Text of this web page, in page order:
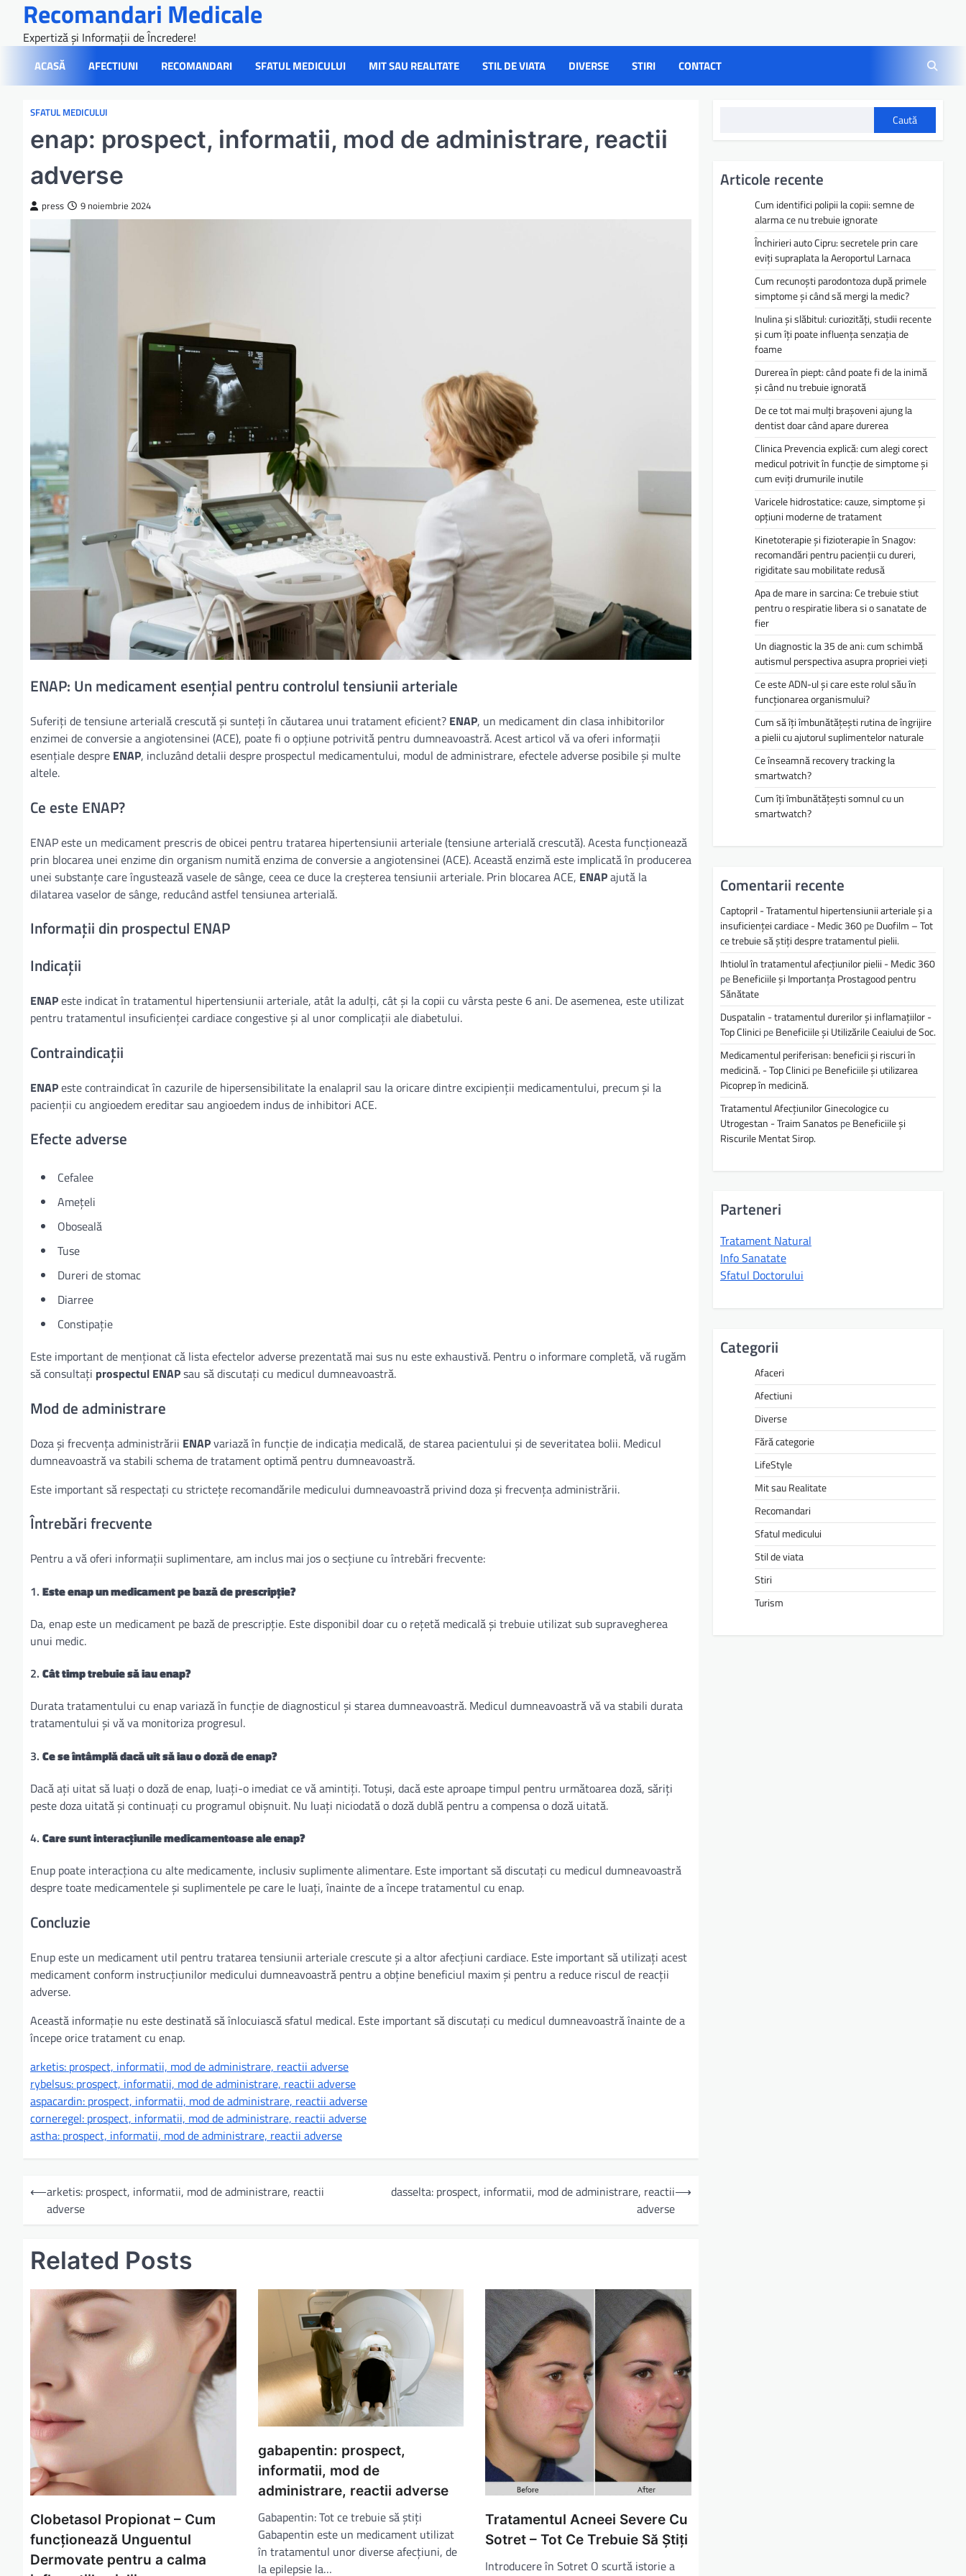
content
Recomandari Medicale
Expertiză și Informații de Încredere!
ACASĂ AFECTIUNI RECOMANDARI SFATUL MEDICULUI MIT SAU REALITATE STIL DE VIATA DIVERSE STIRI CONTACT
SFATUL MEDICULUI
enap: prospect, informatii, mod de administrare, reactii
adverse
press 9 noiembrie 2024
ENAP: Un medicament esențial pentru controlul tensiunii arteriale
Suferiți de tensiune arterială crescută și sunteți în căutarea unui tratament eficient? ENAP, un medicament din clasa inhibitorilor
enzimei de conversie a angiotensinei (ACE), poate fi o opțiune potrivită pentru dumneavoastră. Acest articol vă va oferi informații
esențiale despre ENAP, incluzând detalii despre prospectul medicamentului, modul de administrare, efectele adverse posibile și multe
altele.
Ce este ENAP?
ENAP este un medicament prescris de obicei pentru tratarea hipertensiunii arteriale (tensiune arterială crescută). Acesta funcționează
prin blocarea unei enzime din organism numită enzima de conversie a angiotensinei (ACE). Această enzimă este implicată în producerea
unei substanțe care îngustează vasele de sânge, ceea ce duce la creșterea tensiunii arteriale. Prin blocarea ACE, ENAPajută la
dilatarea vaselor de sânge, reducând astfel tensiunea arterială.
Informații din prospectul ENAP
Indicații
ENAPeste indicat în tratamentul hipertensiunii arteriale, atât la adulți, cât și la copii cu vârsta peste 6 ani. De asemenea, este utilizat
pentru tratamentul insuficienței cardiace congestive și al unor complicații ale diabetului.
Contraindicații
ENAPeste contraindicat în cazurile de hipersensibilitate la enalapril sau la oricare dintre excipienții medicamentului, precum și la
pacienții cu angioedem ereditar sau angioedem indus de inhibitori ACE.
Efecte adverse
Cefalee
Amețeli
Oboseală
Tuse
Dureri de stomac
Diarree
Constipație
Este important de menționat că lista efectelor adverse prezentată mai sus nu este exhaustivă. Pentru o informare completă, vă rugăm
să consultați prospectul ENAPsau să discutați cu medicul dumneavoastră.
Mod de administrare
Doza și frecvența administrării ENAPvariază în funcție de indicația medicală, de starea pacientului și de severitatea bolii. Medicul
dumneavoastră va stabili schema de tratament optimă pentru dumneavoastră.
Este important să respectați cu strictețe recomandările medicului dumneavoastră privind doza și frecvența administrării.
Întrebări frecvente
Pentru a vă oferi informații suplimentare, am inclus mai jos o secțiune cu întrebări frecvente:
1. Este enap un medicament pe bază de prescripție?
Da, enap este un medicament pe bază de prescripție. Este disponibil doar cu o rețetă medicală și trebuie utilizat sub supravegherea
unui medic.
2. Cât timp trebuie să iau enap?
Durata tratamentului cu enap variază în funcție de diagnosticul și starea dumneavoastră. Medicul dumneavoastră vă va stabili durata
tratamentului și vă va monitoriza progresul.
3. Ce se întâmplă dacă uit să iau o doză de enap?
Dacă ați uitat să luați o doză de enap, luați-o imediat ce vă amintiți. Totuși, dacă este aproape timpul pentru următoarea doză, săriți
peste doza uitată și continuați cu programul obișnuit. Nu luați niciodată o doză dublă pentru a compensa o doză uitată.
4. Care sunt interacțiunile medicamentoase ale enap?
Enup poate interacționa cu alte medicamente, inclusiv suplimente alimentare. Este important să discutați cu medicul dumneavoastră
despre toate medicamentele și suplimentele pe care le luați, înainte de a începe tratamentul cu enap.
Concluzie
Enup este un medicament util pentru tratarea tensiunii arteriale crescute și a altor afecțiuni cardiace. Este important să utilizați acest
medicament conform instrucțiunilor medicului dumneavoastră pentru a obține beneficiul maxim și pentru a reduce riscul de reacții
adverse.
Această informație nu este destinată să înlocuiască sfatul medical. Este important să discutați cu medicul dumneavoastră înainte de a
începe orice tratament cu enap.
arketis: prospect, informatii, mod de administrare, reactii adverse
rybelsus: prospect, informatii, mod de administrare, reactii adverse
aspacardin: prospect, informatii, mod de administrare, reactii adverse
corneregel: prospect, informatii, mod de administrare, reactii adverse
astha: prospect, informatii, mod de administrare, reactii adverse
N
v
⟵arketis: prospect, informatii, mod de administrare, reactii
adverse
dasselta: prospect, informatii, mod de administrare, reactii
adverse
⟶
Related Posts
Clobetasol Propionat – Cum
funcționează Unguentul
Dermovate pentru a calma
gabapentin: prospect,
informatii, mod de
administrare, reactii adverse
Gabapentin: Tot ce trebuie să știți
Gabapentin este un medicament utilizat
în tratamentul unor diverse afecțiuni, de
la epilepsie la…
Tratamentul Acneei Severe Cu
Sotret – Tot Ce Trebuie Să Știți
Introducere în Sotret O scurtă istorie a
Caută
Articole recente
Cum identifici polipii la copii: semne de
alarma ce nu trebuie ignorate
Închirieri auto Cipru: secretele prin care
eviți supraplata la Aeroportul Larnaca
Cum recunoști parodontoza după primele
simptome și când să mergi la medic?
Inulina și slăbitul: curiozități, studii recente
și cum îți poate influența senzația de
foame
Durerea în piept: când poate fi de la inimă
și când nu trebuie ignorată
De ce tot mai mulți brașoveni ajung la
dentist doar când apare durerea
Clinica Prevencia explică: cum alegi corect
medicul potrivit în funcție de simptome și
cum eviți drumurile inutile
Varicele hidrostatice: cauze, simptome și
opțiuni moderne de tratament
Kinetoterapie și fizioterapie în Snagov:
recomandări pentru pacienții cu dureri,
rigiditate sau mobilitate redusă
Apa de mare in sarcina: Ce trebuie stiut
pentru o respiratie libera si o sanatate de
fier
Un diagnostic la 35 de ani: cum schimbă
autismul perspectiva asupra propriei vieți
Ce este ADN-ul și care este rolul său în
funcționarea organismului?
Cum să îți îmbunătățești rutina de îngrijire
a pielii cu ajutorul suplimentelor naturale
Ce înseamnă recovery tracking la
smartwatch?
Cum îți îmbunătățești somnul cu un
smartwatch?
Comentarii recente
Captopril - Tratamentul hipertensiunii arteriale și a
insuficienței cardiace - Medic 360peDuofilm – Tot
ce trebuie să știți despre tratamentul pielii.
Ihtiolul în tratamentul afecțiunilor pielii - Medic 360
peBeneficiile și Importanța Prostagood pentru
Sănătate
Duspatalin - tratamentul durerilor și inflamațiilor -
Top Clinici peBeneficiile și Utilizările Ceaiului de Soc.
Medicamentul periferisan: beneficii și riscuri în
medicină. - Top Clinici peBeneficiile și utilizarea
Picoprep în medicină.
Tratamentul Afecțiunilor Ginecologice cu
Utrogestan - Traim Sanatos peBeneficiile și
Riscurile Mentat Sirop.
Parteneri
Tratament Natural
Info Sanatate
Sfatul Doctorului
Categorii
Afaceri
Afectiuni
Diverse
Fără categorie
LifeStyle
Mit sau Realitate
Recomandari
Sfatul medicului
Stil de viata
Stiri
Turism